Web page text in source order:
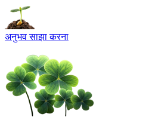
अनुभव साझा करना